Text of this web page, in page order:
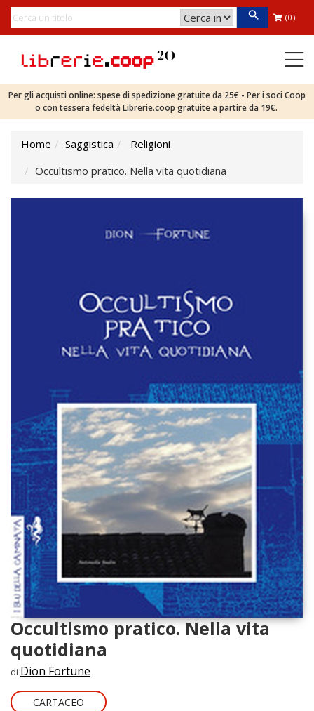
(0)
Per gli acquisti online: spese di spedizione gratuite da 25€ - Per i soci Coop
o con tessera fedeltà Librerie.coop gratuite a partire da 19€.
Home Saggistica
Religioni
Occultismo pratico. Nella vita quotidiana
Occultismo pratico. Nella vita
quotidiana
di Dion Fortune
CARTACEO